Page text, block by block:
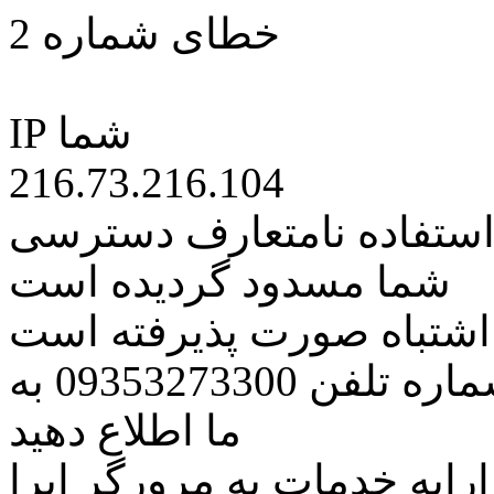
خطای شماره 2
IP شما
216.73.216.104
نامتعارف دسترسی
شما مسدود گردیده است
اشتباه صورت پذیرفته است
مراتب این مسئله را از طریق شماره تلفن 09353273300 به
ما اطلاع دهید
خدمات به مرورگر اپرا